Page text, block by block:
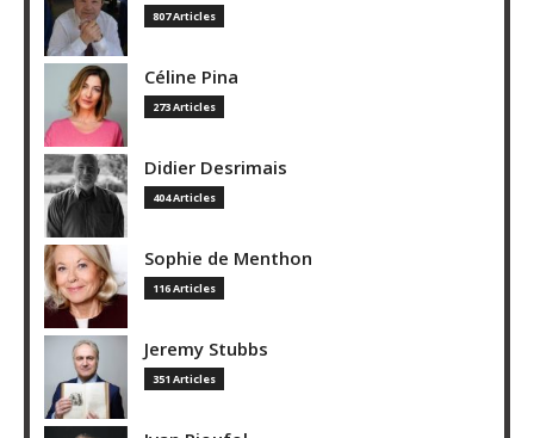
807 Articles
Céline Pina
273 Articles
Didier Desrimais
404 Articles
Sophie de Menthon
116 Articles
Jeremy Stubbs
351 Articles